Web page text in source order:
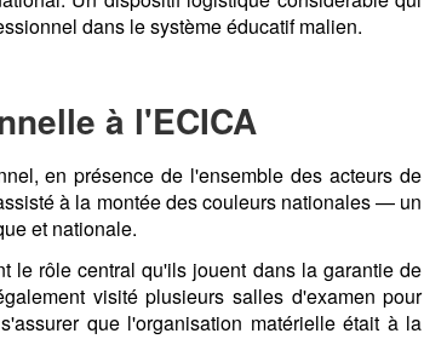
dans le système éducatif malien.
à l'ECICA
en présence de l'ensemble des acteurs de
à la montée des couleurs nationales — un
et nationale.
le rôle central qu'ils jouent dans la garantie de
visité plusieurs salles d'examen pour
que l'organisation matérielle était à la